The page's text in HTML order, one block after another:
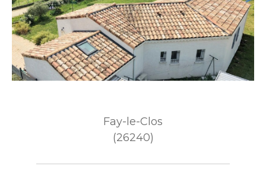
Fay-le-Clos
(26240)